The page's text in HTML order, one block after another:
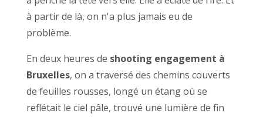
à partir de là, on n'a plus jamais eu de
problème.
En deux heures de shooting engagement à
Bruxelles, on a traversé des chemins couverts
de feuilles rousses, longé un étang où se
reflétait le ciel pâle, trouvé une lumière de fin